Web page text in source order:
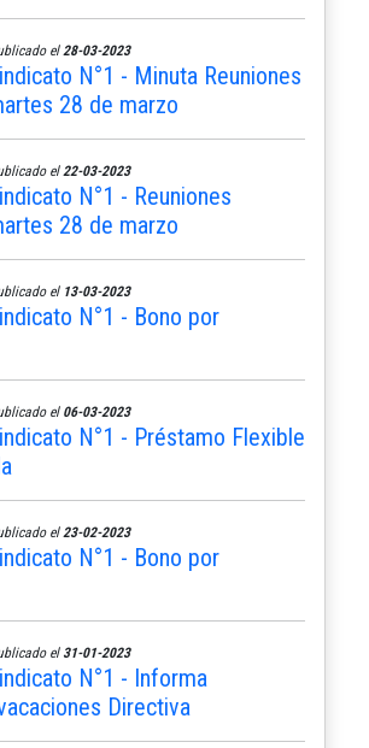
el 28-03-2023
N°1 - Minuta Reuniones
28 de marzo
el 22-03-2023
N°1 - Reuniones
28 de marzo
el 13-03-2023
N°1 - Bono por
el 06-03-2023
N°1 - Préstamo Flexible
el 23-02-2023
N°1 - Bono por
el 31-01-2023
N°1 - Informa
Directiva